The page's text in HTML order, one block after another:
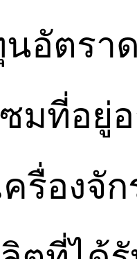
อัตรา
ที่อยู่อ
ครื่องจั